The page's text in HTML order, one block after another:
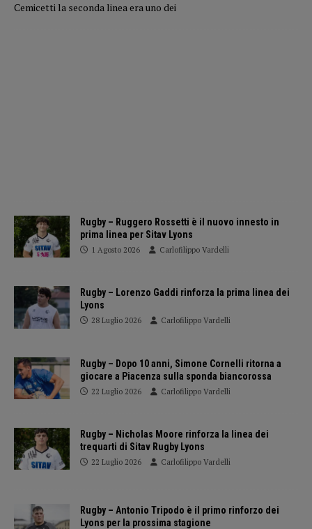
Cemicetti la seconda linea era uno dei
Rugby – Ruggero Rossetti è il nuovo innesto in
prima linea per Sitav Lyons
1 Agosto 2026 Carlofilippo Vardelli
Rugby – Lorenzo Gaddi rinforza la prima linea dei
Lyons
28 Luglio 2026 Carlofilippo Vardelli
Rugby – Dopo 10 anni, Simone Cornelli ritorna a
giocare a Piacenza sulla sponda biancorossa
22 Luglio 2026 Carlofilippo Vardelli
Rugby – Nicholas Moore rinforza la linea dei
trequarti di Sitav Rugby Lyons
22 Luglio 2026 Carlofilippo Vardelli
Rugby – Antonio Tripodo è il primo rinforzo dei
Lyons per la prossima stagione